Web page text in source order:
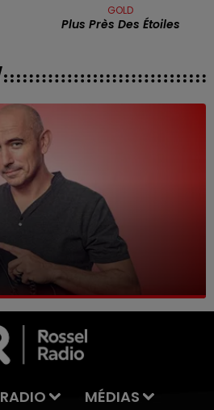
GOLD
Plus Près Des Étoiles
RADIO MÉDIAS